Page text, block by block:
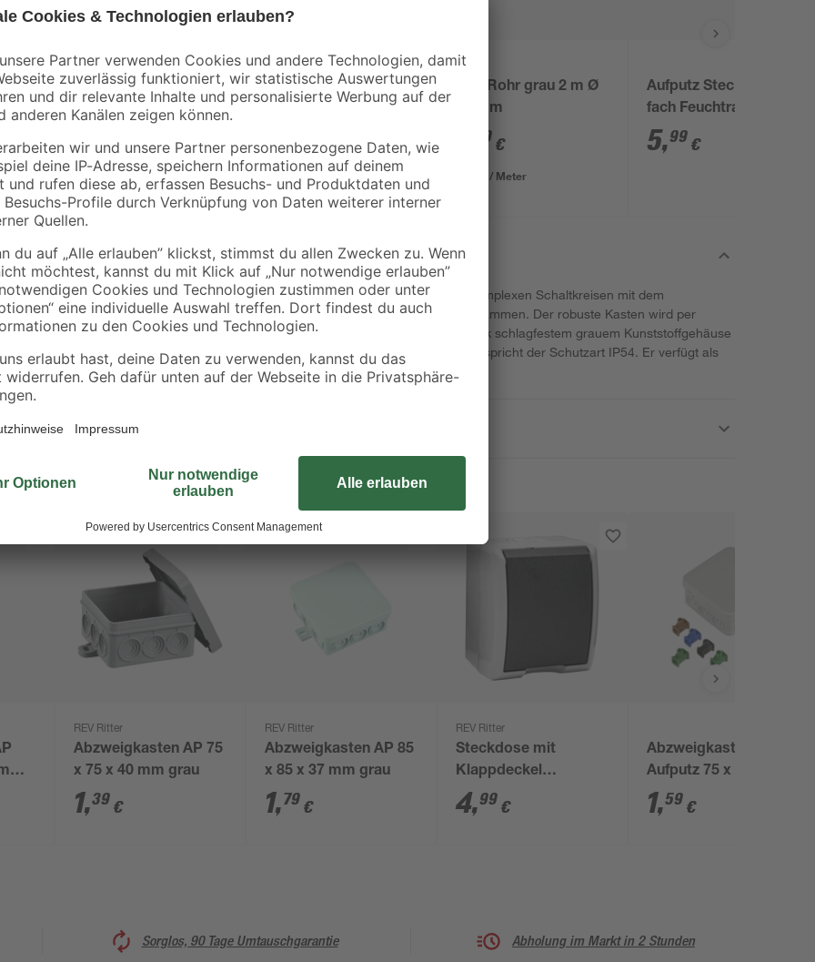
IDE Abzweigkasten
Aufputz 108 x 108 x
6, €
REV Ritter
Abzweigkasten AP
100 x 100 x 37 mm
1, €
Kopp
ISO-Rohr grau 2 m Ø
16 mm
59 €
0,80 € / Meter
Aufputz Steckdose 2-
fach Feuchtraum IP44
5,99 €
Führen Sie bis zu sieben Stromleitungen von komplexen Schaltkreisen mit dem
Abzweigkasten von der Marke EverFlourish zusammen. Der robuste Kasten wird per
Aufputzmontage fest an der Wand fixiert, ist dank schlagfestem grauem Kunststoffgehäuse
für den Außenbereich bestens geeignet und entspricht der Schutzart IP54. Er verfügt als
zusätzlichen Schutz über einen Deckel.
REV Ritter
Abzweigkasten AP 75
x 75 x 40 mm grau
1,39 €
REV Ritter
Abzweigkasten AP 85
x 85 x 37 mm grau
1,79 €
REV Ritter
Steckdose mit
Klappdeckel
'AquaLuxe' grau
4,99 €
Abzweigkasten
Aufputz 75 x 75 x 40
mm
1,59 €
Sorglos, 90 Tage Umtauschgarantie Abholung im Markt in 2 Stunden